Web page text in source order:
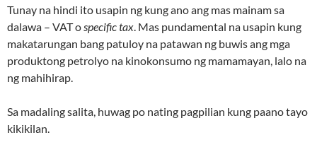
Tunay na hindi ito usapin ng kung ano ang mas mainam sa
dalawa – VAT ospecific tax. Mas pundamental na usapin kung
makatarungan bang patuloy na patawan ng buwis ang mga
produktong petrolyo na kinokonsumo ng mamamayan, lalo na
ng mahihirap.
Sa madaling salita, huwag po nating pagpilian kung paano tayo
kikikilan.